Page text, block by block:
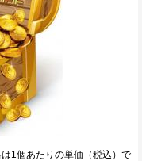
1個あたりの単価（税込）で